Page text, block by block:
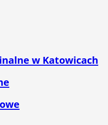
w Katowicach